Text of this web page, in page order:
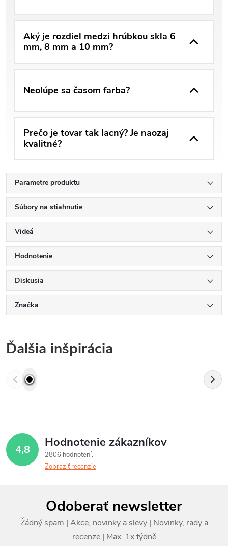
Aký je rozdiel medzi hrúbkou skla 6
mm, 8 mm a 10 mm?
Neolúpe sa časom farba?
Prečo je tovar tak lacný? Je naozaj
kvalitné?
Parametre produktu
Súbory na stiahnutie
Videá
Hodnotenie
Diskusia
Značka
Ďalšia inšpirácia
4,8 Hodnotenie zákazníkov
2806 hodnotení
Zobraziť recenzie
Odoberať newsletter